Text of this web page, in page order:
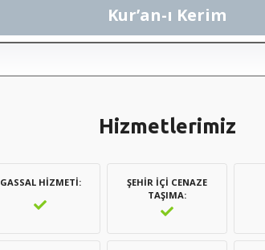
Kur’an-ı Kerim
Hizmetlerimiz
GASSAL HIZMETI
ŞEHIR İÇI CENAZE
TAŞIMA